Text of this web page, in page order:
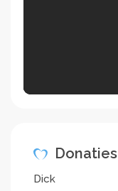
· Woej
Donaties
Dick